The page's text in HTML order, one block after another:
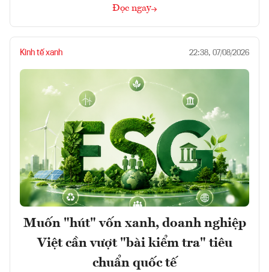
Đọc ngay
Kinh tế xanh 22:38, 07/08/2026
Muốn "hút" vốn xanh, doanh nghiệp
Việt cần vượt "bài kiểm tra" tiêu
chuẩn quốc tế